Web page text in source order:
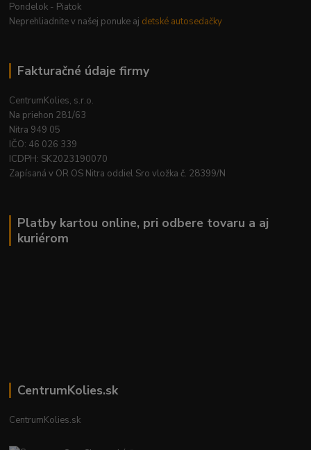
Pondelok - Piatok
Neprehliadnite v našej ponuke aj detské autosedačky
Fakturačné údaje firmy
CentrumKolies, s.r.o.
Na priehon 281/63
Nitra 949 05
IČO: 46 026 339
ICDPH: SK2023190070
Zapísaná v OR OS Nitra oddiel Sro vložka č. 28399/N
Platby kartou online, pri odbere tovaru a aj
kuriérom
CentrumKolies.sk
CentrumKolies.sk